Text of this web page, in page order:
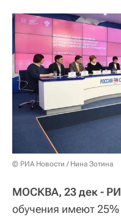
© РИА Новости / Нина Зотина
МОСКВА, 23 дек -
обучения имеют